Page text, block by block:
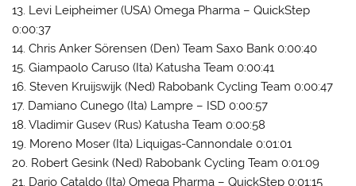
13. Levi Leipheimer (USA) Omega Pharma – QuickStep
0:00:37
14. Chris Anker Sörensen (Den) Team Saxo Bank 0:00:40
15. Giampaolo Caruso (Ita) Katusha Team 0:00:41
16. Steven Kruijswijk (Ned) Rabobank Cycling Team 0:00:47
17. Damiano Cunego (Ita) Lampre – ISD 0:00:57
18. Vladimir Gusev (Rus) Katusha Team 0:00:58
19. Moreno Moser (Ita) Liquigas-Cannondale 0:01:01
20. Robert Gesink (Ned) Rabobank Cycling Team 0:01:09
21. Dario Cataldo (Ita) Omega Pharma – QuickStep 0:01:15